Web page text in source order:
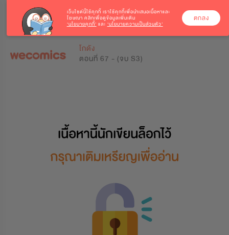
โกดัง
ตอนที่ 67 - (จบ S3)
เว็บไซต์นี้ใช้คุกกี้ เราใช้คุกกี้เพื่อนำเสนอเนื้อหาและ
โฆษณา คลิกเพื่อดูข้อมูลเพิ่มเติม
‘นโยบายคุกกี้’ และ ‘นโยบายความเป็นส่วนตัว’
ตกลง